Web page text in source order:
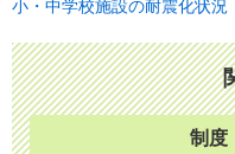
小・中学校施設の耐震化状況
制度